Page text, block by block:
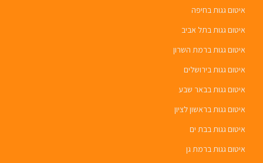
איטום גגות בחיפה
איטום גגות בתל אביב
איטום גגות ברמת השרון
איטום גגות בירושלים
איטום גגות בבאר שבע
איטום גגות בראשון לציון
איטום גגות בבת ים
איטום גגות ברמת גן